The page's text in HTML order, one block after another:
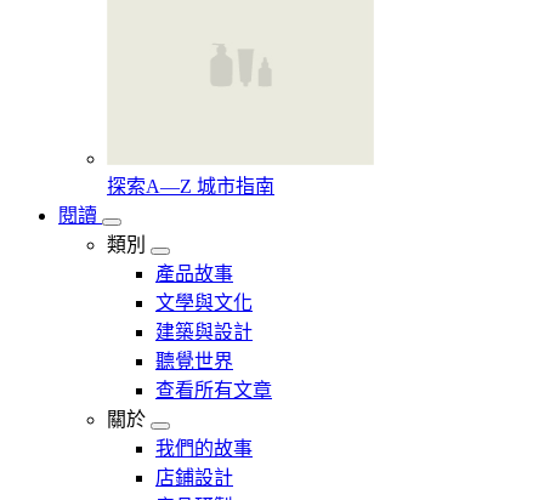
探索A—Z 城市指南
閱讀
類別
產品故事
文學與文化
建築與設計
聽覺世界
查看所有文章
關於
我們的故事
店鋪設計